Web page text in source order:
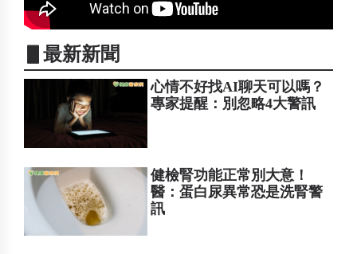
▋最新新聞
心情不好找AI聊天可以嗎？
專家提醒：別忽略4大警訊
健檢腎功能正常別大意！
醫：蛋白尿異常恐是洗腎警
訊